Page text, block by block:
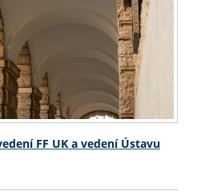
FF UK a vedení Ústavu